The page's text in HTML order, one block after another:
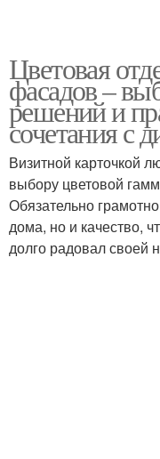
Цветовая
фасадов –
решений и
сочетания с
Визитной карточкой
выбору цветовой
Обязательно
дома, но и качество,
долго радовал своей